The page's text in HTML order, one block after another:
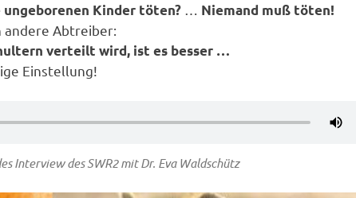
Kinder töten?
Niemand muß töten!
andere Abtreiber:
verteilt wird, ist es besser …
Einstellung!
Interview des SWR2 mit Dr. Eva Waldschütz